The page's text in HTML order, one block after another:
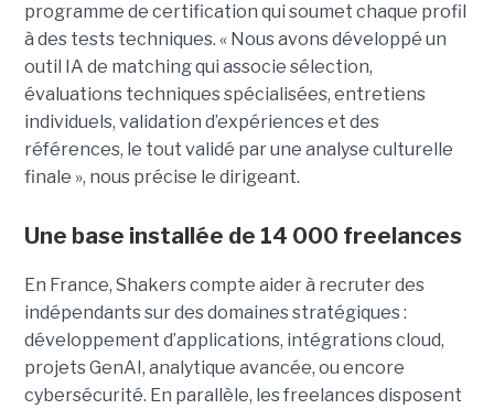
programme de certification qui soumet chaque profil
à des tests techniques. « Nous avons développé un
outil IA de matching qui associe sélection,
évaluations techniques spécialisées, entretiens
individuels, validation d’expériences et des
références, le tout validé par une analyse culturelle
finale », nous précise le dirigeant.
Une base installée de 14 000 freelances
En France, Shakers compte aider à recruter des
indépendants sur des domaines stratégiques :
développement d’applications, intégrations cloud,
projets GenAI, analytique avancée, ou encore
cybersécurité. En parallèle, les freelances disposent